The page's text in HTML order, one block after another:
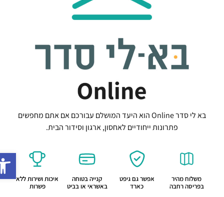
פתח
בא לי סדר Online הוא היעד המושלם עבורכם אם אתם מחפשים
פתרונות ייחודיים לאחסון, ארגון וסידור הבית.
משלוח מהיר
בפריסה רחבה
אפשר גם גיפט
כארד
קנייה בטוחה
באשראי או בביט
איכות ושירות ללא
פשרות